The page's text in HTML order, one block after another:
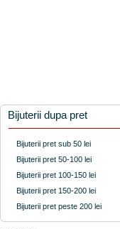
Bijuterii dupa pret
Bijuterii pret sub 50 lei
Bijuterii pret 50-100 lei
Bijuterii pret 100-150 lei
Bijuterii pret 150-200 lei
Bijuterii pret peste 200 lei